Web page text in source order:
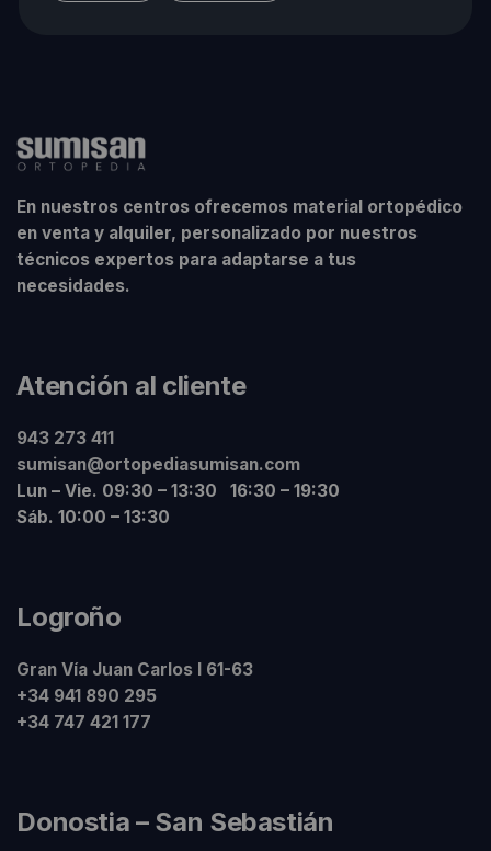
En nuestros centros ofrecemos material ortopédico
en venta y alquiler, personalizado por nuestros
técnicos expertos para adaptarse a tus
necesidades.
Atención al cliente
943 273 411
sumisan@ortopediasumisan.com
Lun – Vie. 09:30 – 13:30 16:30 – 19:30
Sáb. 10:00 – 13:30
Logroño
Gran Vía Juan Carlos I 61-63
+34 941 890 295
+34 747 421 177
Donostia – San Sebastián